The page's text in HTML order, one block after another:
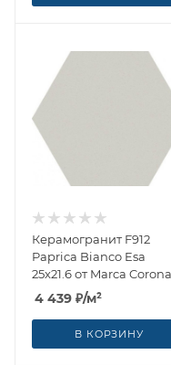
Керамогранит F912
Paprica Bianco Esa
25x21.6 от Marca Corona
(Италия)
4 439 ₽/м²
В КОРЗИНУ